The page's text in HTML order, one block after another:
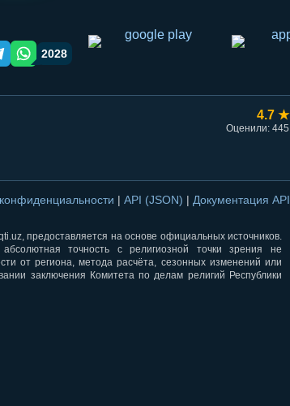
orqali ulashish
WhatsApp orqali ulashish
2028
4.7 ★
Оценили: 445
| API (JSON) | Документация API
предоставляется на основе официальных источников.
точность с религиозной точки зрения не
от региона, метода расчёта, сезонных изменений или
заключения Комитета по делам религий Республики